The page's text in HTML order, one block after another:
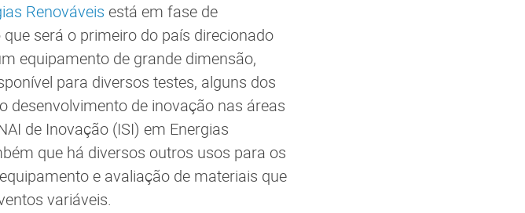
Renováveis está em fase de
será o primeiro do país direcionado
equipamento de grande dimensão,
para diversos testes, alguns dos
desenvolvimento de inovação nas áreas
de Inovação (ISI) em Energias
que há diversos outros usos para os
e avaliação de materiais que
variáveis.